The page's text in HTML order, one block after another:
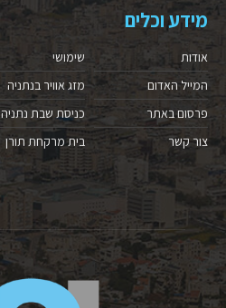
מידע וכלים
אודות
המייל האדום
פרסום באתר
צור קשר
שימושי
מזג אוויר בנתניה
כניסת שבת נתניה
בית מרקחת תורן